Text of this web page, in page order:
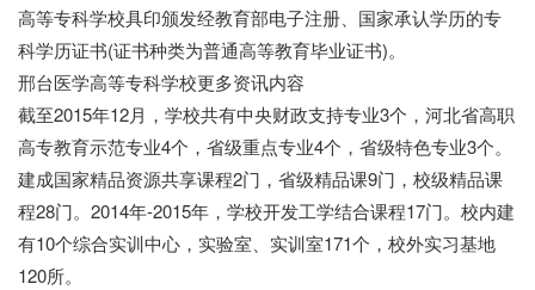
高等专科学校具印颁发经教育部电子注册、国家承认学历的专
科学历证书(证书种类为普通高等教育毕业证书)。
邢台医学高等专科学校更多资讯内容
截至2015年12月，学校共有中央财政支持专业3个，河北省高职
高专教育示范专业4个，省级重点专业4个，省级特色专业3个。
建成国家精品资源共享课程2门，省级精品课9门，校级精品课
程28门。2014年-2015年，学校开发工学结合课程17门。校内建
有10个综合实训中心，实验室、实训室171个，校外实习基地
120所。